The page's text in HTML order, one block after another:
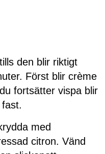
den blir riktigt
Först blir crème
fortsätter vispa blir
med
citron. Vänd